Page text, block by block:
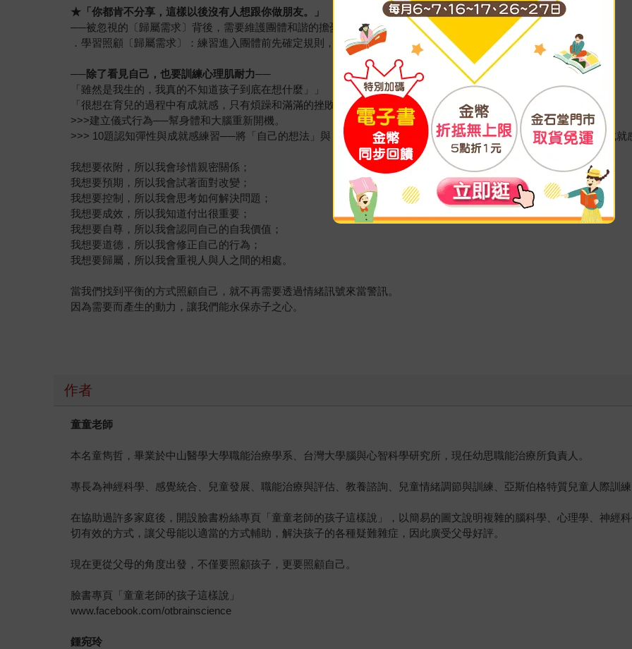
★ 「你都肯不分享，這樣以後沒有人想跟你做朋友。」
──被忽視的〔歸屬需求〕背後，需要維護團體和諧的擔憂。
．學習照顧〔歸屬需求〕：練習進入團體前先確定規則，歸屬需求需要的不是「互相比較」，而是「被接納」
──除了看見自己，也要訓練心理肌耐力──
「雖然是我生的，我真的不知道孩子到底在想什麼」」
「很想在育兒的過程中有成就感，只有煩躁和滿滿的挫敗感啊！」
>>>建立儀式行為──幫身體和大腦重新開機。
>>> 10題認知彈性與成就感練習──將「自己的想法」與「孩子的想法」做切割，習慣看到孩子努力，也找回育兒的成就
我想要依附，所以我會珍惜親密關係；
我想要預期，所以我會試著面對改變；
我想要控制，所以我會思考如何解決問題；
我想要成效，所以我知道付出很重要；
我想要自尊，所以我會認同自己的自我價值；
我想要道德，所以我會修正自己的行為；
我想要歸屬，所以我會重視人與人之間的相處。
當我們找到平衡的方式照顧自己，就不再需要透過情緒訊號來當警訊。
因為需要而產生的動力，讓我們能永保赤子之心。
作者
童童老師
本名童雋哲，畢業於中山醫學大學職能治療學系、台灣大學腦與心智科學研究所，現任幼思職能治療所負責人。
專長為神經科學、感覺統合、兒童發展、職能治療與評估、教養諮詢、兒童情緒調節與訓練、亞斯伯格特質兒童人際訓
在協助過許多家庭後，開設臉書粉絲專頁「童童老師的孩子這樣說」，以簡易的圖文說明複雜的腦科學、心理學、神經
切有效的方式，讓父母能以適當的方式輔助，解決孩子的各種疑難雜症，因此廣受父母好評。
現在更從父母的角度出發，不僅要照顧孩子，更要照顧自己。
臉書專頁「童童老師的孩子這樣說」
www.facebook.com/otbrainscience
鍾宛玲